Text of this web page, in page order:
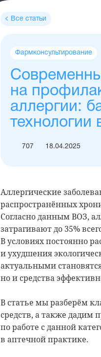
Все статьи
на
аллергии:
технологии
Теги
Фармконсультирование
707 18.04.2025
Аллергические
распространённых
Согласно данным ВОЗ,
затрагивают до 35%
В условиях постоянно
и ухудшения
актуальными
но и средства
В статье мы разберём
средств, а также дадим
по работе с данной
в аптечной практике.